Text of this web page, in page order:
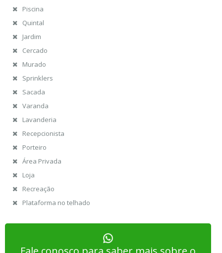
Piscina
Quintal
Jardim
Cercado
Murado
Sprinklers
Sacada
Varanda
Lavanderia
Recepcionista
Porteiro
Área Privada
Loja
Recreação
Plataforma no telhado